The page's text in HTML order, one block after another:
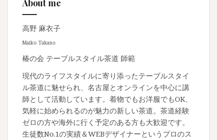
About me
高野 麻衣子
Maiko Takano
椿の会 テーブルスタイル茶道 師範
現代のライフスタイルに寄り添ったテーブルスタイ
ル茶道に魅せられ、名古屋とオンラインを中心に講
師として活動しています。着物でもお洋服でもOK、
気軽に始められるのが魅力の新しい茶道。茶道経験
ゼロの方や海外に行く予定のある方も大歓迎です。
生徒数No.1の実績＆WEBデザイナーというプロのス